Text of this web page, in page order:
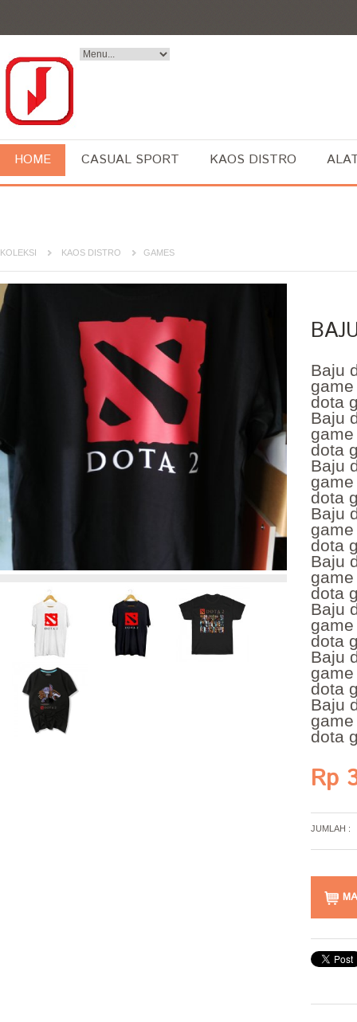
HOME CASUAL SPORT KAOS DISTRO
KOLEKSI KAOS DISTRO GAMES
Baju
dota
Baju
dota
Baju
dota
Baju
dota
Baju
dota
Baju
dota
Baju
dota
Baju
dota
Rp
JUMLAH :